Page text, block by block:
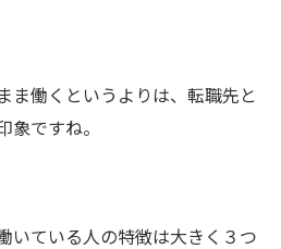
ま働くというよりは、転職先と
象ですね。
いている人の特徴は大きく３つ